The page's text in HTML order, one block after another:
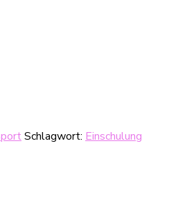
Schlagwort: Einschulung